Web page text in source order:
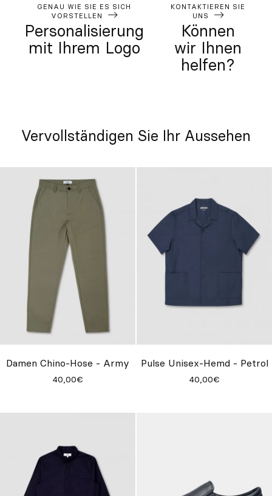
GENAU WIE SIE ES SICH
VORSTELLEN
Personalisierung
mit Ihrem Logo
KONTAKTIEREN SIE
UNS
Können
wir Ihnen
helfen?
Vervollständigen Sie Ihr Aussehen
Damen Chino-Hose - Army
40,00€
Pulse Unisex-Hemd - Petrol
40,00€